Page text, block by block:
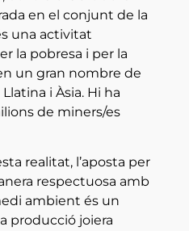
en el conjunt de la
una activitat
la pobresa i per la
un gran nombre de
i Àsia. Hi ha
de miners/es
realitat, l’aposta per
respectuosa amb
ambient és un
producció joiera